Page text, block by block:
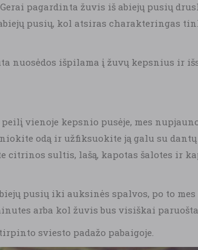
pagardinta žuvis iš abiejų pusių
pusių, kol atsiras charakteringas
nuosėdos išpilama į žuvų kepsnius ir
vienoje kepsnio pusėje, mes
odą ir užfiksuokite ją galu su
sultis, lašą, kapotas šalotes ir
pusių iki auksinės spalvos, po to mes
arba kol žuvis bus visiškai
sviesto padažo pabaigoje.